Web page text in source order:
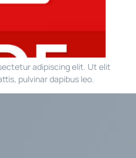
adipiscing elit. Ut elit
pulvinar dapibus leo.